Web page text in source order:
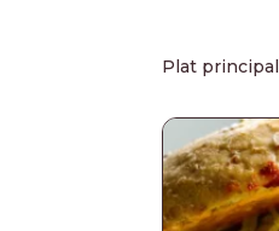
Plat principal